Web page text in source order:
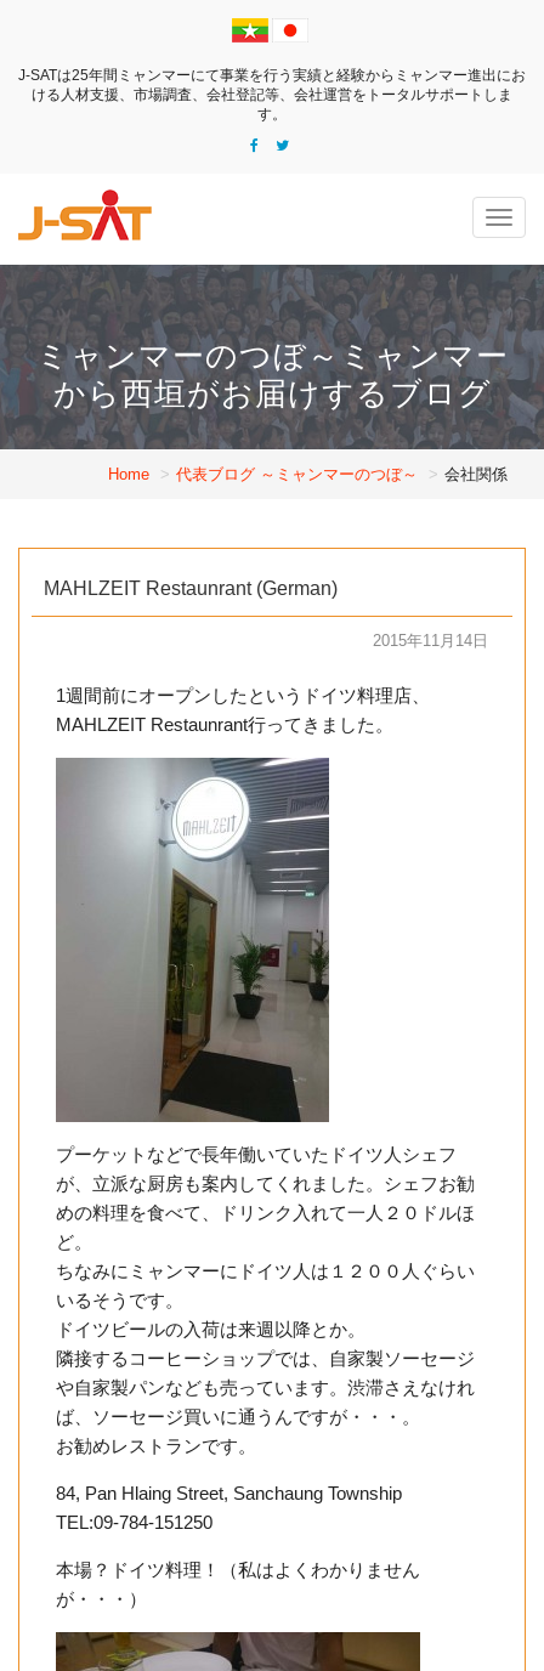
J-SATは25年間ミャンマーにて事業を行う実績と経験からミャンマー進出にお
ける 人材支援、市場調査、会社登記等、会社運営をトータルサポートしま
す。
ミャンマーのつぼ～ミャンマー
から西垣がお届けするブログ
Home 代表ブログ ～ミャンマーのつぼ～ 会社関係
MAHLZEIT Restaunrant (German)
2015年11月14日
1週間前にオープンしたというドイツ料理店、
MAHLZEIT Restaunrant行ってきました。
プーケットなどで長年働いていたドイツ人シェフ
が、立派な厨房も案内してくれました。シェフお勧
めの料理を食べて、ドリンク入れて一人２０ドルほ
ど。
ちなみにミャンマーにドイツ人は１２００人ぐらい
いるそうです。
ドイツビールの入荷は来週以降とか。
隣接するコーヒーショップでは、自家製ソーセージ
や自家製パンなども売っています。渋滞さえなけれ
ば、ソーセージ買いに通うんですが・・・。
お勧めレストランです。
84, Pan Hlaing Street, Sanchaung Township
TEL:09-784-151250
本場？ドイツ料理！（私はよくわかりません
が・・・）